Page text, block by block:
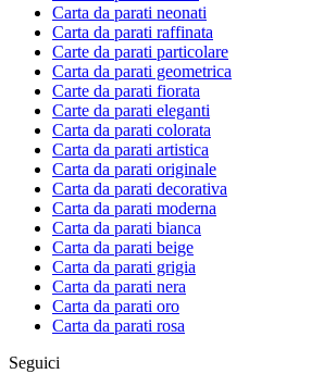
Carta da parati neonati
Carta da parati raffinata
Carte da parati particolare
Carta da parati geometrica
Carte da parati fiorata
Carte da parati eleganti
Carta da parati colorata
Carta da parati artistica
Carta da parati originale
Carta da parati decorativa
Carta da parati moderna
Carta da parati bianca
Carta da parati beige
Carta da parati grigia
Carta da parati nera
Carta da parati oro
Carta da parati rosa
Seguici